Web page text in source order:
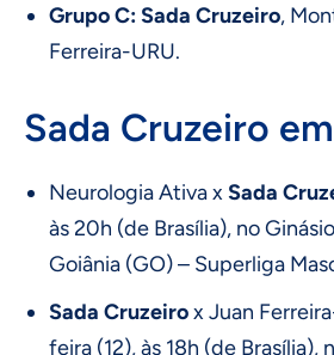
Grupo C:Sada Cruzeiro,
Ferreira-URU.
Sada Cruzeiro
Neurologia Ativa xSada
às 20h (de Brasília), no
Goiânia (GO) – Superliga
Sada Cruzeirox Juan
feira (12), às 18h (de Brasília),